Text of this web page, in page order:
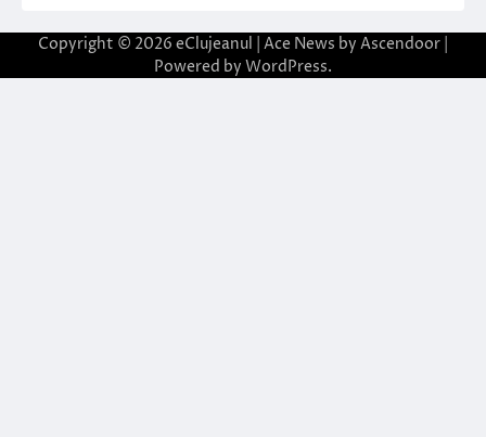
Copyright © 2026 eClujeanul | Ace News by Ascendoor
Powered by WordPress.